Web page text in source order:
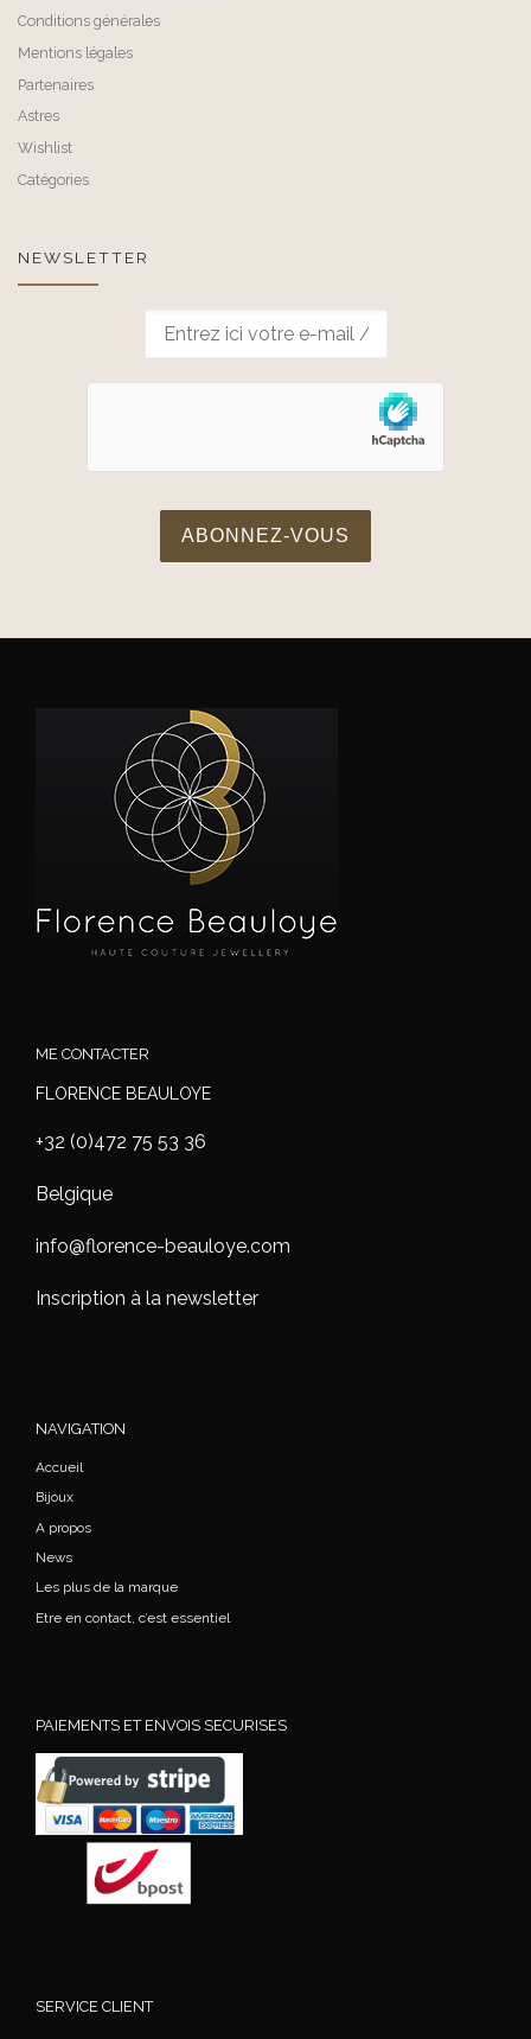
Conditions générales
Mentions légales
Partenaires
Astres
Wishlist
Catégories
NEWSLETTER
ME CONTACTER
FLORENCE BEAULOYE
+32 (0)472 75 53 36
Belgique
info@florence-beauloye.com
Inscription à la newsletter
NAVIGATION
Accueil
Bijoux
A propos
News
Les plus de la marque
Etre en contact, c’est essentiel
PAIEMENTS ET ENVOIS SECURISES
SERVICE CLIENT